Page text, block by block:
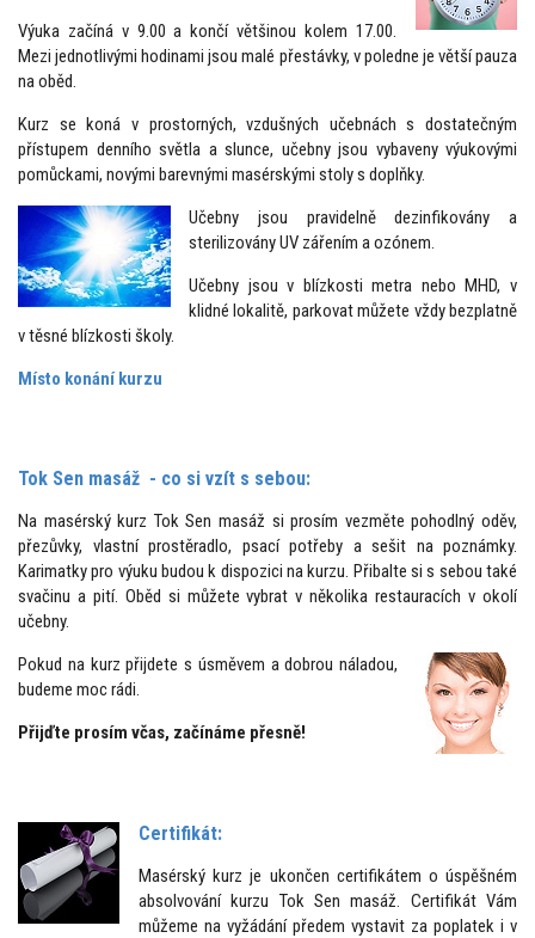
Výuka začíná v 9.00 a končí většinou kolem 17.00.
Mezi jednotlivými hodinami jsou malé přestávky, v poledne je větší pauza
na oběd.
Kurz se koná v prostorných, vzdušných učebnách s dostatečným
přístupem denního světla a slunce, učebny jsou vybaveny výukovými
pomůckami, novými barevnými masérskými stoly s doplňky.
Učebny jsou pravidelně dezinfikovány a
sterilizovány UV zářením a ozónem.
Učebny jsou v blízkosti metra nebo MHD, v
klidné lokalitě, parkovat můžete vždy bezplatně
v těsné blízkosti školy.
Místo konání kurzu
Tok Sen masáž - co si vzít s sebou:
Na masérský kurz Tok Sen masáž si prosím vezměte pohodlný oděv,
přezůvky, vlastní prostěradlo, psací potřeby a sešit na poznámky.
Karimatky pro výuku budou k dispozici na kurzu. Přibalte si s sebou také
svačinu a pití. Oběd si můžete vybrat v několika restauracích v okolí
učebny.
Pokud na kurz přijdete s úsměvem a dobrou náladou,
budeme moc rádi.
Přijďte prosím včas, začínáme přesně!
Certifikát:
Masérský kurz je ukončen certifikátem o úspěšném
absolvování kurzu Tok Sen masáž. Certifikát Vám
můžeme na vyžádání předem vystavit za poplatek i v